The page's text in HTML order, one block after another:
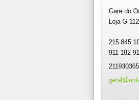
Gare do
Loja G
215 845
911 182
geral@un